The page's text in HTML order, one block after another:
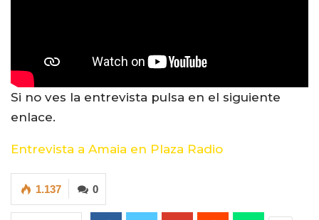
Si no ves la entrevista pulsa en el siguiente
enlace.
Entrevista a Amaia en Plaza Radio
0
1.137